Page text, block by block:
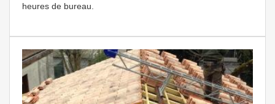
heures de bureau.